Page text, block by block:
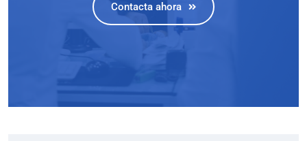
Contacta ahora